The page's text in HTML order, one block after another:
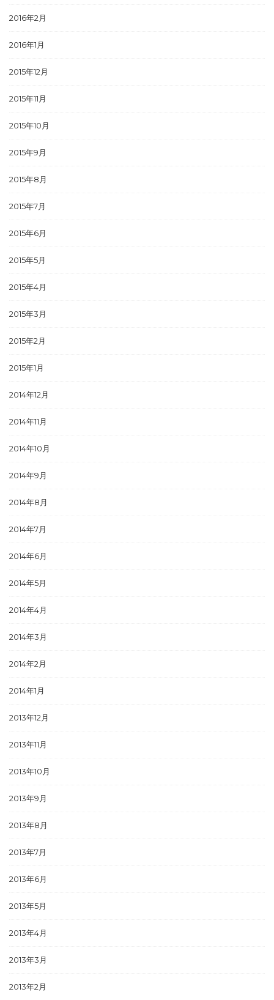
2016年2月
2016年1月
2015年12月
2015年11月
2015年10月
2015年9月
2015年8月
2015年7月
2015年6月
2015年5月
2015年4月
2015年3月
2015年2月
2015年1月
2014年12月
2014年11月
2014年10月
2014年9月
2014年8月
2014年7月
2014年6月
2014年5月
2014年4月
2014年3月
2014年2月
2014年1月
2013年12月
2013年11月
2013年10月
2013年9月
2013年8月
2013年7月
2013年6月
2013年5月
2013年4月
2013年3月
2013年2月